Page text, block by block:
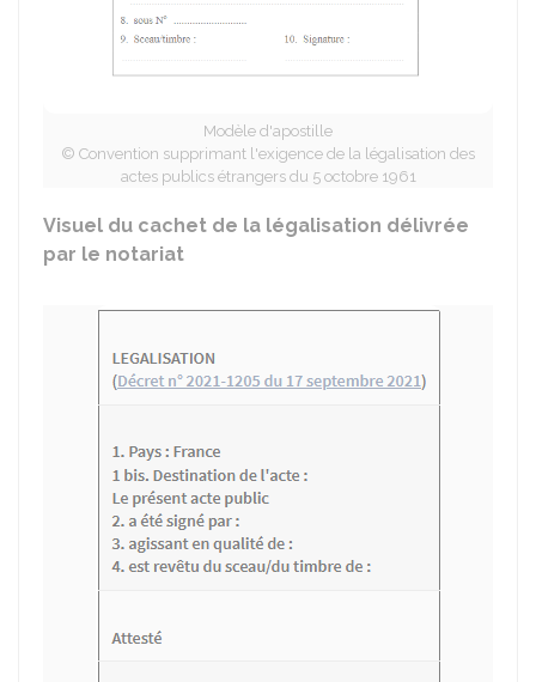
Modèle d'apostille
© Convention supprimant l'exigence de la légalisation des
actes publics étrangers du 5 octobre 1961
Visuel du cachet de la légalisation délivrée
par le notariat